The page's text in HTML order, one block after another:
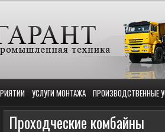
УСЛУГИ МОНТАЖА ПРОИЗВОДСТВЕННЫЕ
Проходческие комбайны